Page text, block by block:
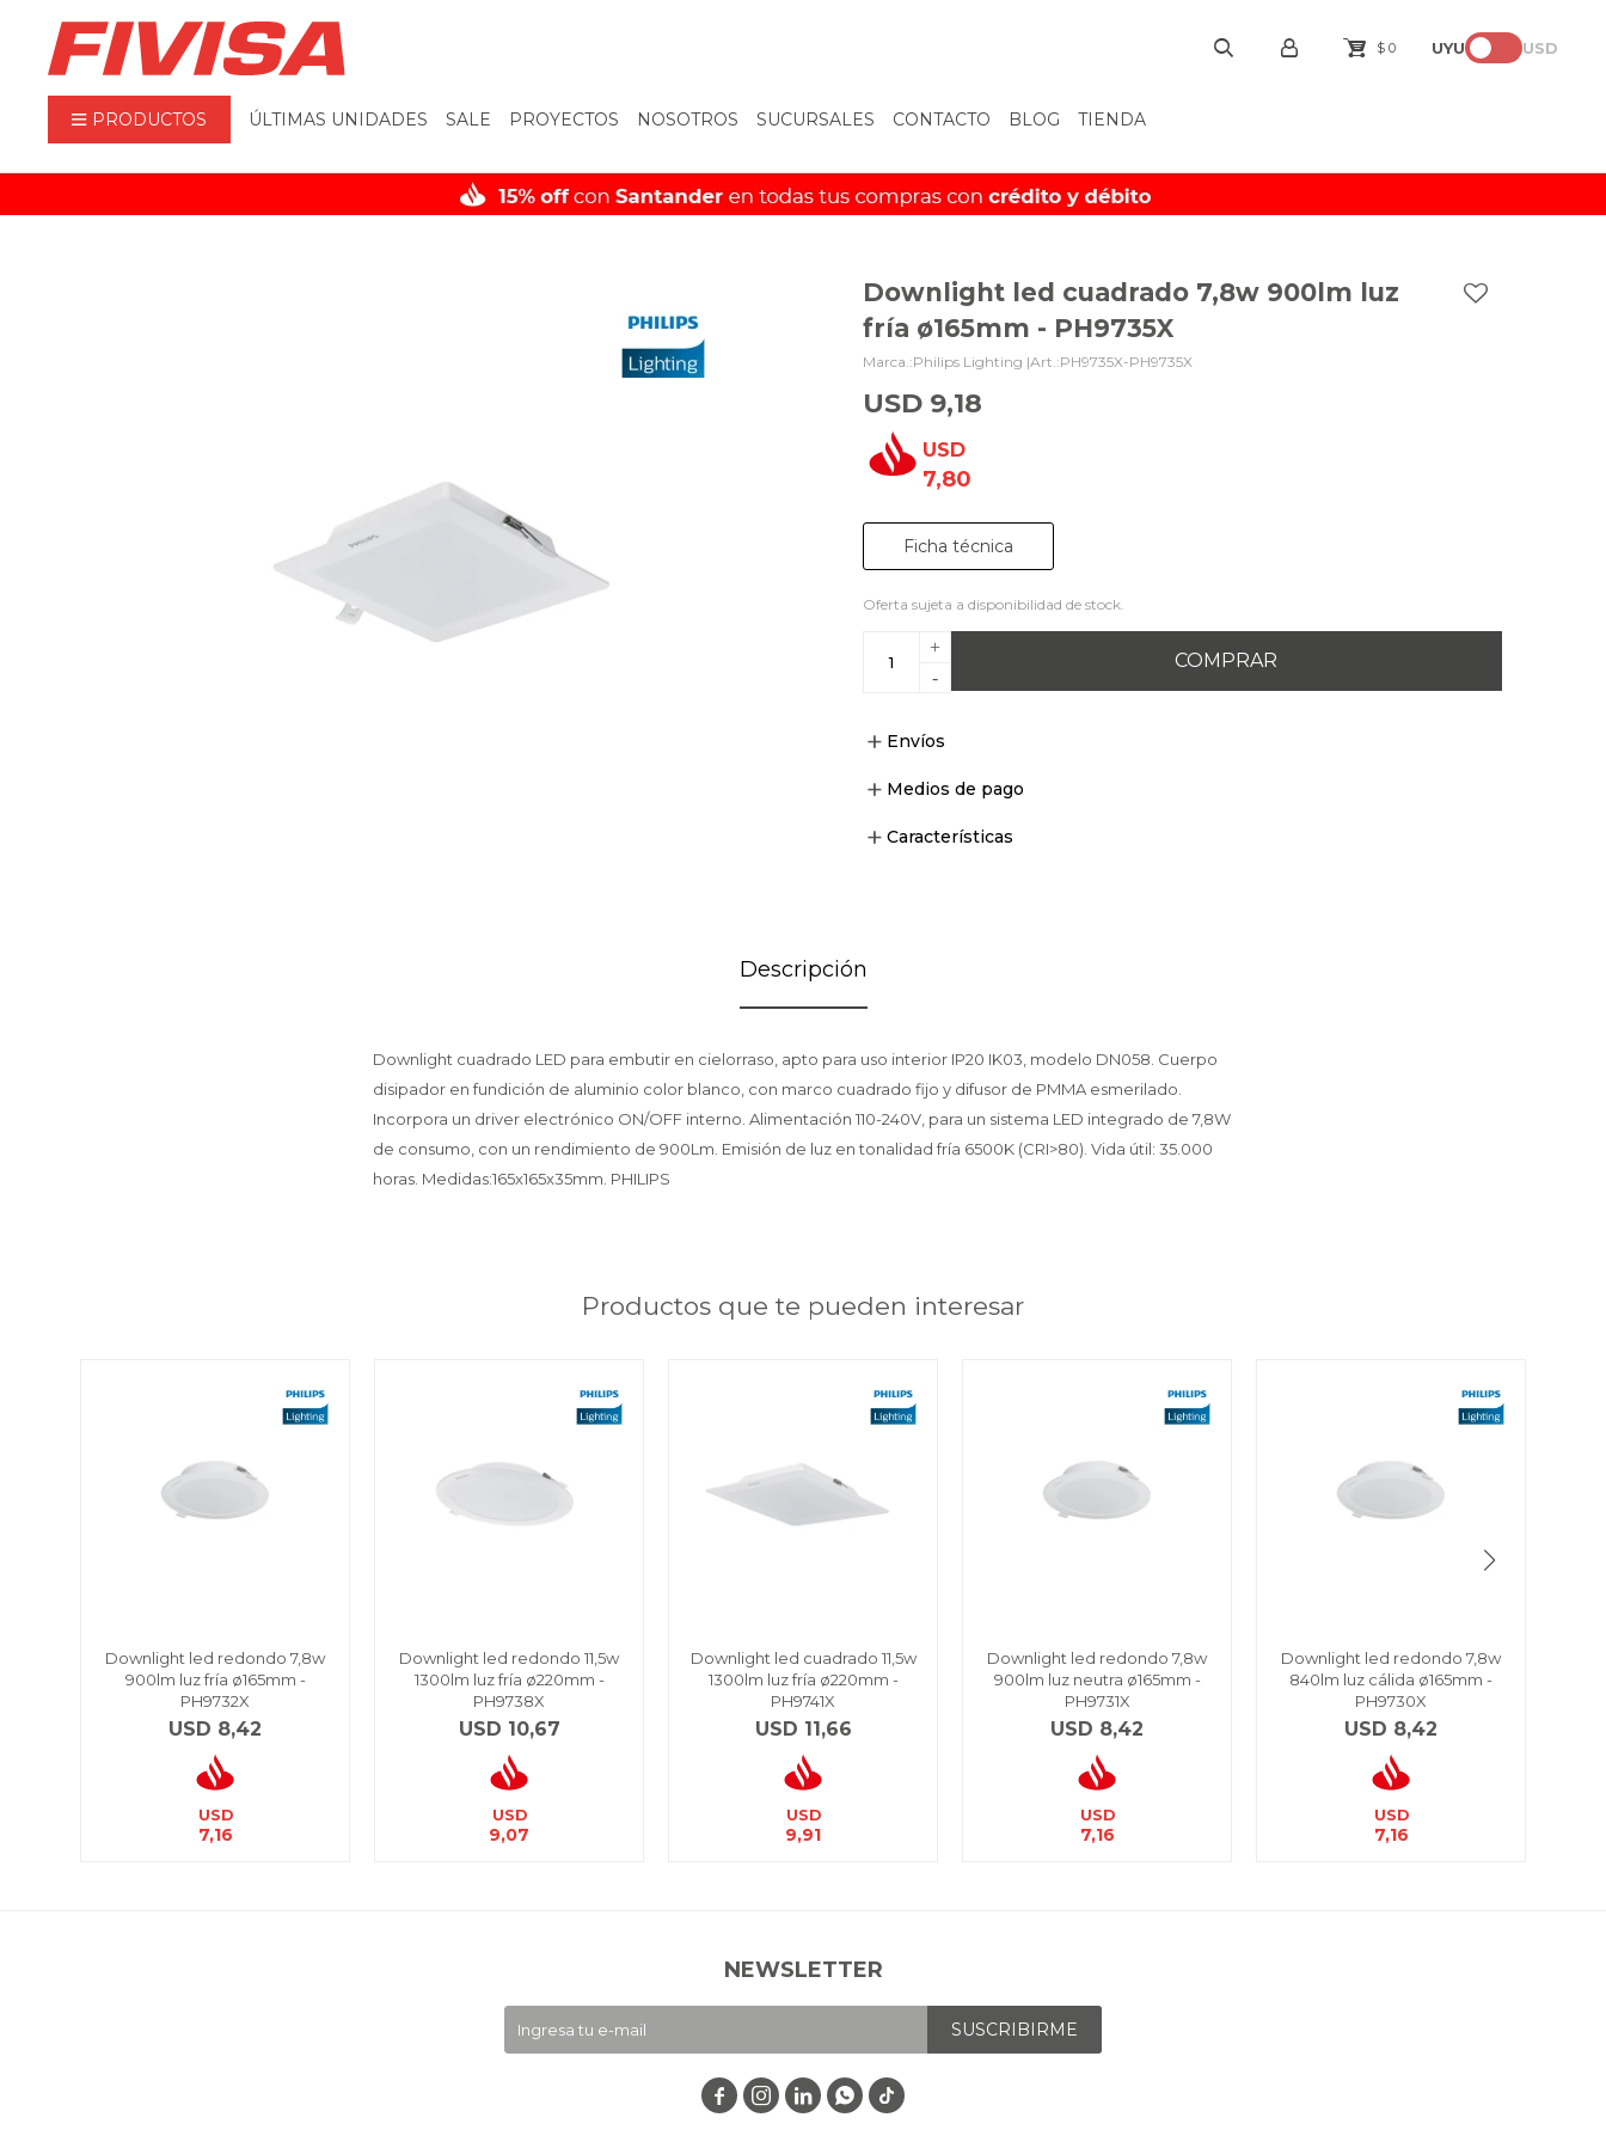
PRODUCTOS ÚLTIMAS UNIDADES SALE PROYECTOS NOSOTROS SUCURSALES CONTACTO BLOG TIENDA
$ 0 UYU USD
Downlight led cuadrado 7,8w 900lm luz
fría ø165mm - PH9735X
Philips Lighting | PH9735X-PH9735X
USD 9,18
USD
7,80
Ficha técnica
Oferta sujeta a disponibilidad de stock.
+
-
COMPRAR
Envíos
Medios de pago
Características
Descripción
Downlight cuadrado LED para embutir en cielorraso, apto para uso interior IP20 IK03, modelo DN058. Cuerpo
disipador en fundición de aluminio color blanco, con marco cuadrado fijo y difusor de PMMA esmerilado.
Incorpora un driver electrónico ON/OFF interno. Alimentación 110-240V, para un sistema LED integrado de 7,8W
de consumo, con un rendimiento de 900Lm. Emisión de luz en tonalidad fría 6500K (CRI>80). Vida útil: 35.000
horas. Medidas:165x165x35mm. PHILIPS
Productos que te pueden interesar
Downlight led redondo 7,8w
900lm luz fría ø165mm -
PH9732X
USD 8,42
USD
7,16
Downlight led redondo 11,5w
1300lm luz fría ø220mm -
PH9738X
USD 10,67
USD
9,07
Downlight led cuadrado 11,5w
1300lm luz fría ø220mm -
PH9741X
USD 11,66
USD
9,91
Downlight led redondo 7,8w
900lm luz neutra ø165mm -
PH9731X
USD 8,42
USD
7,16
Downlight led redondo 7,8w
840lm luz cálida ø165mm -
PH9730X
USD 8,42
USD
7,16
NEWSLETTER
SUSCRIBIRME
   